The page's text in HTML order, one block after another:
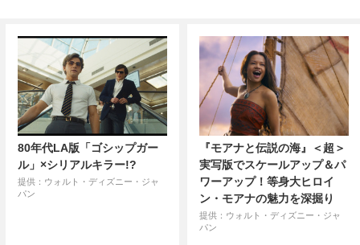
80年代LA版「ゴシップガー
ル」×シリアルキラー!?
提供：ウォルト・ディズニー・ジャ
パン
『モアナと伝説の海』＜超＞
実写版でスケールアップ＆パ
ワーアップ！等身大ヒロイ
ン・モアナの魅力を深掘り
提供：ウォルト・ディズニー・ジャ
パン